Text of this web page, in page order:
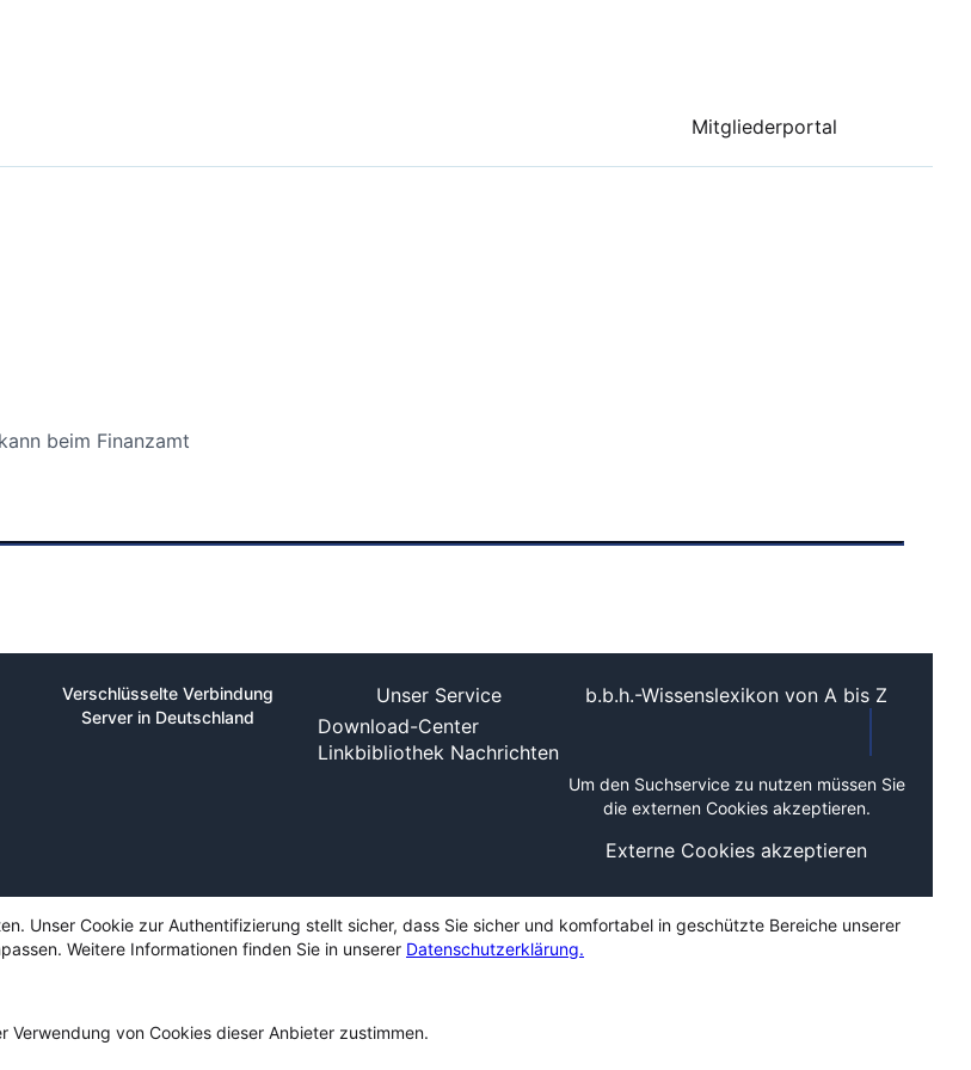
Mitgliederportal
beim Finanzamt
Verschlüsselte Verbindung
Server in Deutschland
Unser Service
Download-Center
Linkbibliothek Nachrichten
b.b.h.-Wissenslexikon von A bis Z
Um den Suchservice zu nutzen müssen Sie
die externen Cookies akzeptieren.
Externe Cookies akzeptieren
Unser Cookie zur Authentifizierung stellt sicher, dass Sie sicher und komfortabel in geschützte Bereiche unserer
Weitere Informationen finden Sie in unserer Datenschutzerklärung.
Verwendung von Cookies dieser Anbieter zustimmen.